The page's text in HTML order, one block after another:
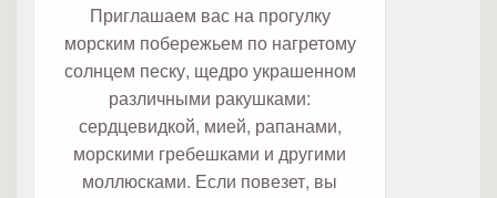
Приглашаем вас на прогулку
морским побережьем по нагретому
солнцем песку, щедро украшенном
различными ракушками:
сердцевидкой, мией, рапанами,
морскими гребешками и другими
моллюсками. Если повезет, вы